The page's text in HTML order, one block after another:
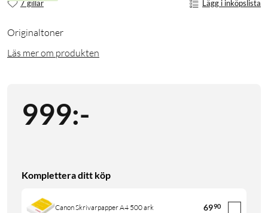
7 gillar Lägg i inköpslista
Originaltoner
Läs mer om produkten
999:-
Komplettera ditt köp
Canon Skrivarpapper A4 500 ark 6990